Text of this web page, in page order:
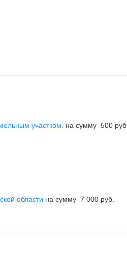
участком. на сумму 500 руб.
области на сумму 7 000 руб.